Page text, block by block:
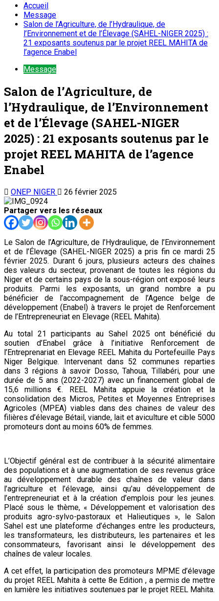
Accueil
Message
Salon de l’Agriculture, de l’Hydraulique, de
l’Environnement et de l’Élevage (SAHEL-NIGER 2025) :
21 exposants soutenus par le projet REEL MAHITA de
l’agence Enabel
Message
Salon de l’Agriculture, de
l’Hydraulique, de l’Environnement
et de l’Élevage (SAHEL-NIGER
2025) : 21 exposants soutenus par le
projet REEL MAHITA de l’agence
Enabel
ONEP NIGER
26 février 2025
Partager vers les réseaux
Le Salon de l’Agriculture, de l’Hydraulique, de l’Environnement
et de l’Élevage (SAHEL-NIGER 2025) a pris fin ce mardi 25
février 2025. Durant 6 jours, plusieurs acteurs des chaînes
des valeurs du secteur, provenant de toutes les régions du
Niger et de certains pays de la sous-région ont exposé leurs
produits. Parmi les exposants, un grand nombre a pu
bénéficier de l’accompagnement de l’Agence belge de
développement (Enabel) à travers le projet de Renforcement
de l’Entrepreneuriat en Elevage (REEL Mahita).
Au total 21 participants au Sahel 2025 ont bénéficié du
soutien d’Enabel grâce à l’initiative Renforcement de
l’Entreprenariat en Elevage REEL Mahita du Portefeuille Pays
Niger Belgique. Intervenant dans 52 communes reparties
dans 3 régions à savoir Dosso, Tahoua, Tillabéri, pour une
durée de 5 ans (2022-2027) avec un financement global de
15,6 millions €. REEL Mahita appuie la création et la
consolidation des Micros, Petites et Moyennes Entreprises
Agricoles (MPEA) viables dans des chaines de valeur des
filières d’élevage Bétail, viande, lait et aviculture et cible 5000
promoteurs dont au moins 60% de femmes.
L’Objectif général est de contribuer à la sécurité alimentaire
des populations et à une augmentation de ses revenus grâce
au développement durable des chaînes de valeur dans
l’agriculture et l’élevage, ainsi qu’au développement de
l’entrepreneuriat et à la création d’emplois pour les jeunes.
Placé sous le thème, « Développement et valorisation des
produits agro-sylvo-pastoraux et Halieutiques », le Salon
Sahel est une plateforme d’échanges entre les producteurs,
les transformateurs, les distributeurs, les partenaires et les
consommateurs, favorisant ainsi le développement des
chaînes de valeur locales.
A cet effet, la participation des promoteurs MPME d’élevage
du projet REEL Mahita à cette 8e Edition , a permis de mettre
en lumière les initiatives soutenues par le projet REEL Mahita.